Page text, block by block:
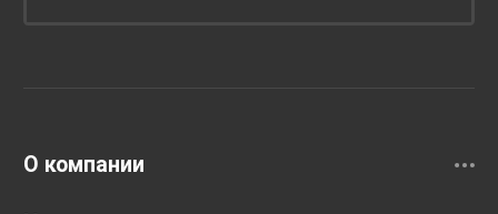
О компании